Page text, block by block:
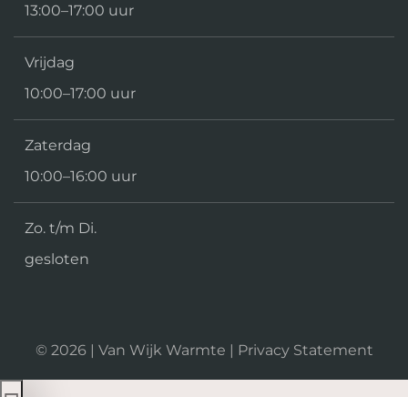
13:00–17:00 uur
Vrijdag
10:00–17:00 uur
Zaterdag
10:00–16:00 uur
Zo. t/m Di.
gesloten
© 2026| Van Wijk Warmte | Privacy Statement